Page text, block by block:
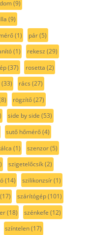
(9)
(9)
(1) pár(5)
(1) rekesz (29)
(37) rosetta (2)
(33) rács (27)
rögzítő(27)
side by side (53)
sutő hőmérő(4)
(1) szenzor(5)
szigetelőcsík(2)
(14) szilikonzsír(1)
szárítógép(101)
(18) szénkefe (12)
színtelen(17)